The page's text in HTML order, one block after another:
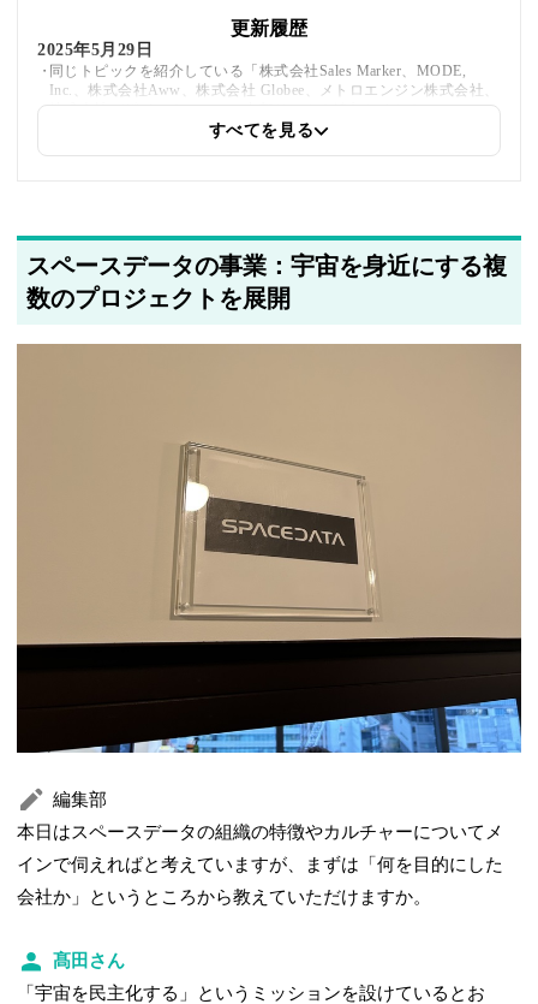
更新履歴
2025年5月29日
同じトピックを紹介している「株式会社Sales Marker、MODE,
Inc.、株式会社Aww、株式会社 Globee、メトロエンジン株式会社、
株式会社デザイニウム」への内部リンクを追加しました
すべてを見る
スペースデータの事業：宇宙を身近にする複
数のプロジェクトを展開
編集部
本日はスペースデータの組織の特徴やカルチャーについてメ
インで伺えればと考えていますが、まずは「何を目的にした
会社か」というところから教えていただけますか。
髙田さん
「宇宙を民主化する」というミッションを設けているとお